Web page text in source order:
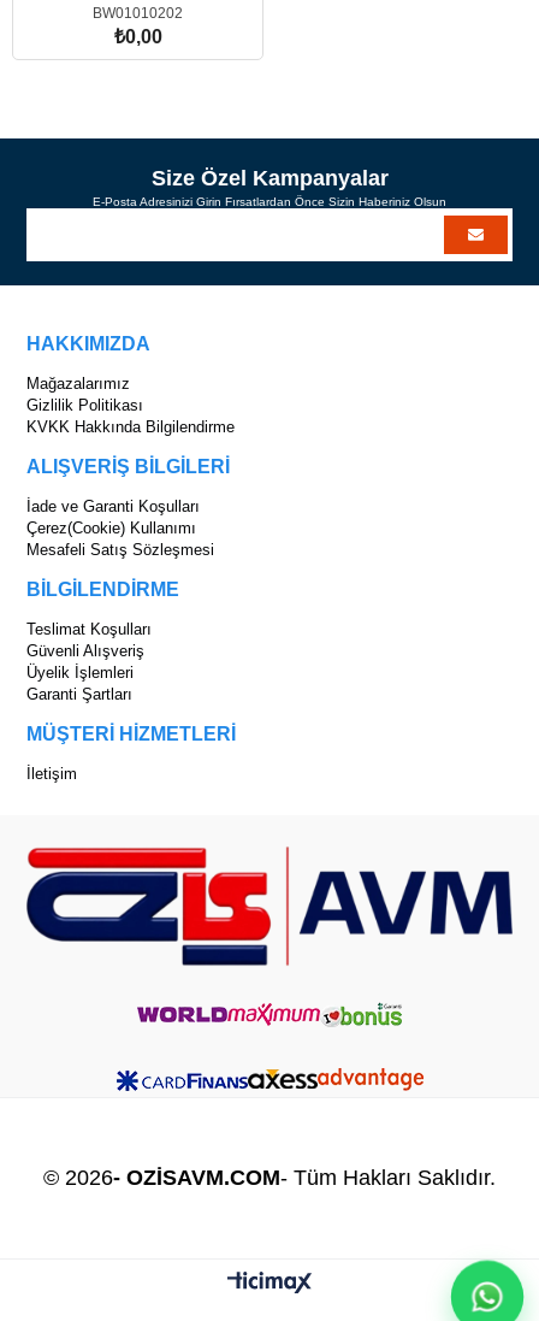
BW01010202
₺0,00
Size Özel Kampanyalar
E-Posta Adresinizi Girin Fırsatlardan Önce Sizin Haberiniz Olsun
HAKKIMIZDA
Mağazalarımız
Gizlilik Politikası
KVKK Hakkında Bilgilendirme
ALIŞVERİŞ BİLGİLERİ
İade ve Garanti Koşulları
Çerez(Cookie) Kullanımı
Mesafeli Satış Sözleşmesi
BİLGİLENDİRME
Teslimat Koşulları
Güvenli Alışveriş
Üyelik İşlemleri
Garanti Şartları
MÜŞTERİ HİZMETLERİ
İletişim
© 2026- OZİSAVM.COM- Tüm Hakları Saklıdır.